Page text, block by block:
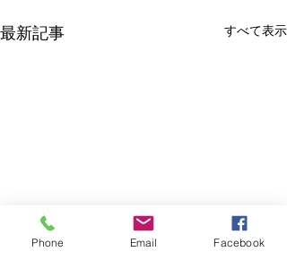
最新記事 すべて表示
Phone Email Facebook